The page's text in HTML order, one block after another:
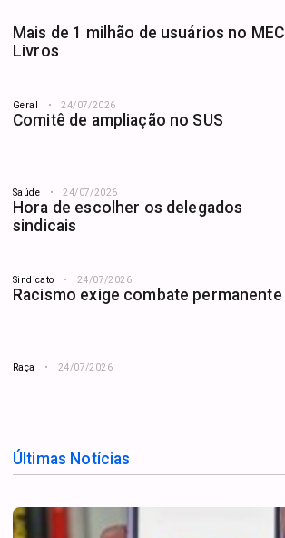
Mais de 1 milhão de usuários no MEC
Livros
Geral 24/07/2026
Comitê de ampliação no SUS
Saúde 24/07/2026
Hora de escolher os delegados
sindicais
Sindicato 24/07/2026
Racismo exige combate permanente
Raça 24/07/2026
Últimas Notícias